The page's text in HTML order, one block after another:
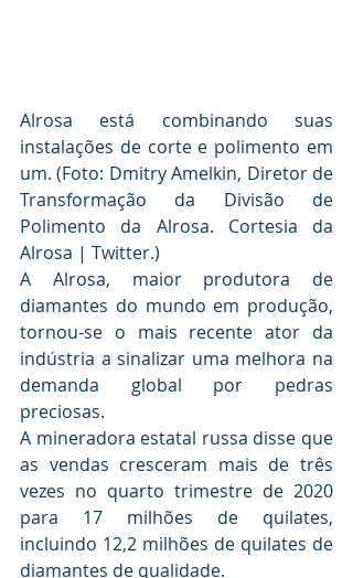
Alrosa está combinando suas
instalações de corte e polimento em
um. (Foto: Dmitry Amelkin, Diretor de
Transformação da Divisão de
Polimento da Alrosa. Cortesia da
Alrosa | Twitter.)
A Alrosa, maior produtora de
diamantes do mundo em produção,
tornou-se o mais recente ator da
indústria a sinalizar uma melhora na
demanda global por pedras
preciosas.
A mineradora estatal russa disse que
as vendas cresceram mais de três
vezes no quarto trimestre de 2020
para 17 milhões de quilates,
incluindo 12,2 milhões de quilates de
diamantes de qualidade.